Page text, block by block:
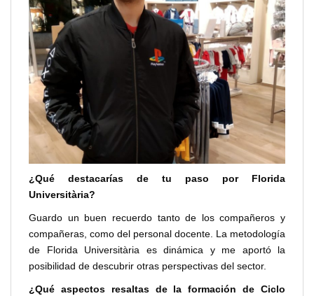
¿Qué destacarías de tu paso por Florida
Universitària?
Guardo un buen recuerdo tanto de los compañeros y
compañeras, como del personal docente. La metodología
de Florida Universitària es dinámica y me aportó la
posibilidad de descubrir otras perspectivas del sector.
¿Qué aspectos resaltas de la formación de Ciclo